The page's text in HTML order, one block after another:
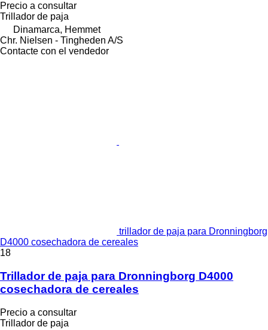
Precio a consultar
Trillador de paja
Dinamarca, Hemmet
Chr. Nielsen - Tingheden A/S
Contacte con el vendedor
trillador de paja para Dronningborg
D4000 cosechadora de cereales
18
Trillador de paja para Dronningborg D4000
cosechadora de cereales
Precio a consultar
Trillador de paja